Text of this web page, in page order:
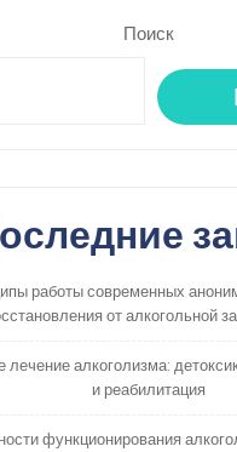
Поиск
работы современных
от алкогольной
алкоголизма:
и реабилитация
функционирования